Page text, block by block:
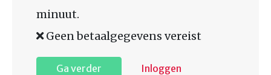
minuut.
Geen betaalgegevens vereist
Ga verder Inloggen